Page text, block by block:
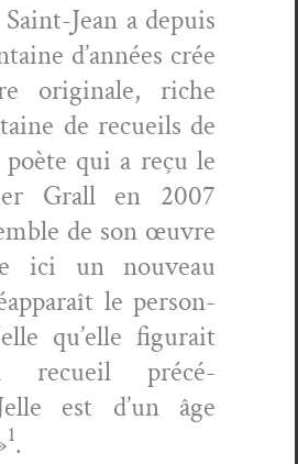
Jean a depuis
d’années crée
orig­i­nale, riche
de recueils de
poète qui a reçu le
Grall en 2007
de son œuvre
ici un nou­veau
le per­son­
qu’elle fig­u­rait
recueil précé­
est d’un âge
1.